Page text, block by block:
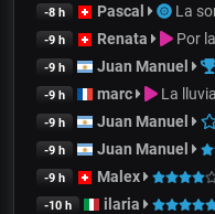
-8 h Pascal La
-9 h Renata Por
-9 h Juan Manuel
-9 h marc La
-9 h Juan Manuel
-9 h Juan Manuel
-9 h Malex
-10 h ilaria